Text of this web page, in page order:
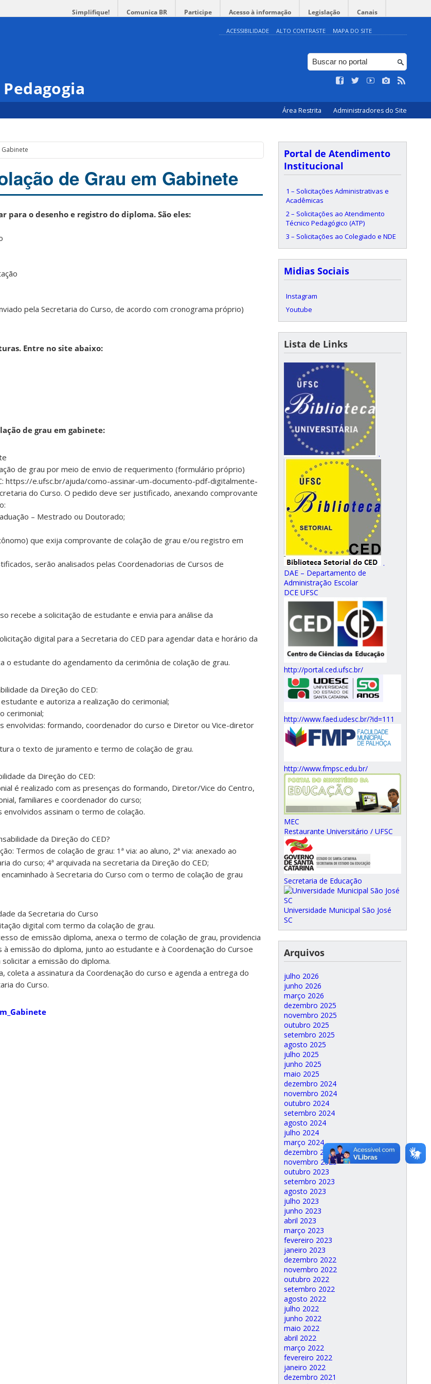
Simplifique! Comunica BR Participe Acesso à informação Legislação Canais
ACESSIBILIDADE ALTO CONTRASTE MAPA DO SITE
Área Restrita Administradores do Site
de Grau em Gabinete
para o desenho e registro do diploma. São eles:
pela Secretaria do Curso, de acordo com cronograma próprio)
Entre no site abaixo:
de grau em gabinete:
de grau por meio de envio de requerimento (formulário próprio)
https://e.ufsc.br/ajuda/como-assinar-um-documento-pdf-digitalmente-
do Curso. O pedido deve ser justificado, anexando comprovante
– Mestrado ou Doutorado;
que exija comprovante de colação de grau e/ou registro em
serão analisados pelas Coordenadorias de Cursos de
recebe a solicitação de estudante e envia para análise da
digital para a Secretaria do CED para agendar data e horário da
o estudante do agendamento da cerimônia de colação de grau.
da Direção do CED:
e autoriza a realização do cerimonial;
cerimonial;
envolvidas: formando, coordenador do curso e Diretor ou Vice-diretor
o texto de juramento e termo de colação de grau.
da Direção do CED:
é realizado com as presenças do formando, Diretor/Vice do Centro,
familiares e coordenador do curso;
assinam o termo de colação.
da Direção do CED?
Termos de colação de grau: 1ª via: ao aluno, 2ª via: anexado ao
do curso; 4ª arquivada na secretaria da Direção do CED;
à Secretaria do Curso com o termo de colação de grau
da Secretaria do Curso
digital com termo da colação de grau.
de emissão diploma, anexa o termo de colação de grau, providencia
emissão do diploma, junto ao estudante e à Coordenação do Cursoe
a emissão do diploma.
coleta a assinatura da Coordenação do curso e agenda a entrega do
do Curso.
Portal de Atendimento
Institucional
1 – Solicitações Administrativas e
Acadêmicas
2 – Solicitações ao Atendimento
Técnico Pedagógico (ATP)
3 – Solicitações ao Colegiado e NDE
Midias Sociais
Instagram
Youtube
Lista de Links
.
.
DAE – Departamento de
Administração Escolar
DCE UFSC
http://portal.ced.ufsc.br/
http://www.faed.udesc.br/?id=111
http://www.fmpsc.edu.br/
MEC
Restaurante Universitário / UFSC
Secretaria de Educação
Universidade Municipal São José
SC
Arquivos
julho 2026
junho 2026
março 2026
dezembro 2025
novembro 2025
outubro 2025
setembro 2025
agosto 2025
julho 2025
junho 2025
maio 2025
dezembro 2024
novembro 2024
outubro 2024
setembro 2024
agosto 2024
julho 2024
março 2024
dezembro 2023
novembro 2023
outubro 2023
setembro 2023
agosto 2023
julho 2023
junho 2023
abril 2023
março 2023
fevereiro 2023
janeiro 2023
dezembro 2022
novembro 2022
outubro 2022
setembro 2022
agosto 2022
julho 2022
junho 2022
maio 2022
abril 2022
março 2022
fevereiro 2022
janeiro 2022
dezembro 2021